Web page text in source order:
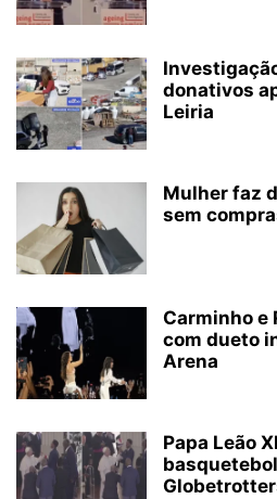
donativos
Leiria
Mulher faz
sem
Carminho e
com dueto
Arena
Papa Leão